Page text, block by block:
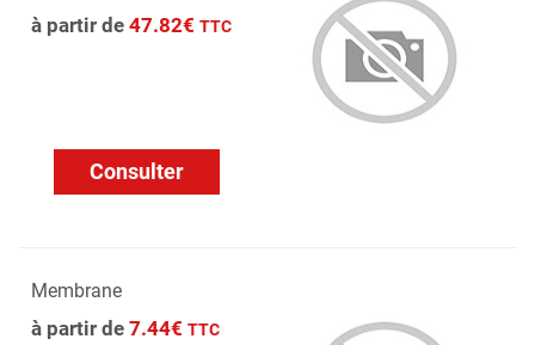
à partir de 47.82€ TTC
Consulter
Membrane
à partir de 7.44€ TTC